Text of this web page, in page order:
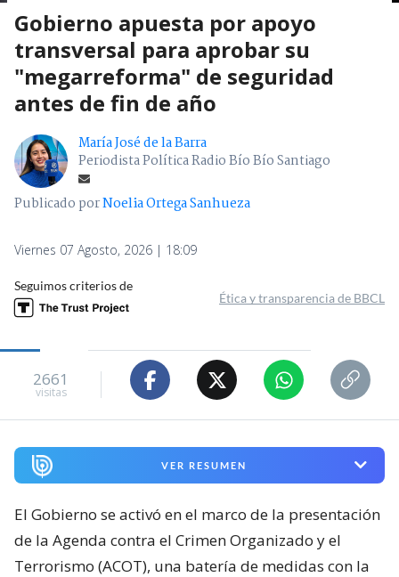
Gobierno apuesta por apoyo
transversal para aprobar su
"megarreforma" de seguridad
antes de fin de año
María José de la Barra
Periodista Política Radio Bío Bío Santiago
Publicado porNoelia Ortega Sanhueza
Viernes 07 Agosto, 2026 | 18:09
Seguimos criterios de
Ética y transparencia de BBCL
2661
visitas
VER RESUMEN
El Gobierno se activó en el marco de la presentación
de la Agenda contra el Crimen Organizado y el
Terrorismo (ACOT), una batería de medidas con la